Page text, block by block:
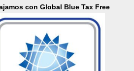
con Global Blue Tax Free